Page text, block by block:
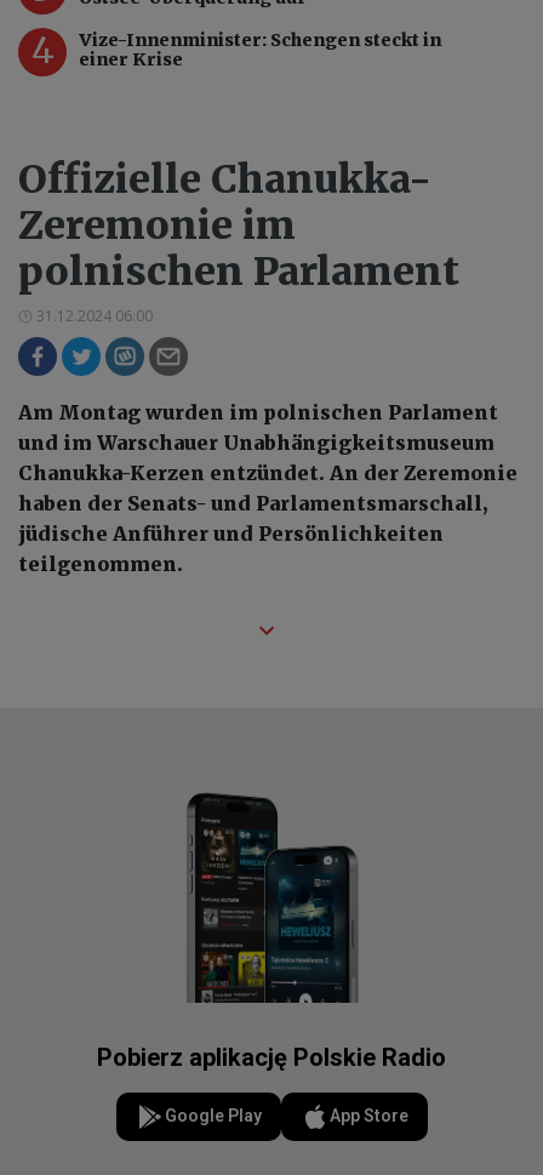
4
Vize-Innenminister: Schengen steckt in
einer Krise
Offizielle Chanukka-
Zeremonie im
polnischen Parlament
31.12.2024 06:00
Am Montag wurden im polnischen Parlament
und im Warschauer Unabhängigkeitsmuseum
Chanukka-Kerzen entzündet. An der Zeremonie
haben der Senats- und Parlamentsmarschall,
jüdische Anführer und Persönlichkeiten
teilgenommen.
Pobierz aplikację Polskie Radio
Google Play App Store